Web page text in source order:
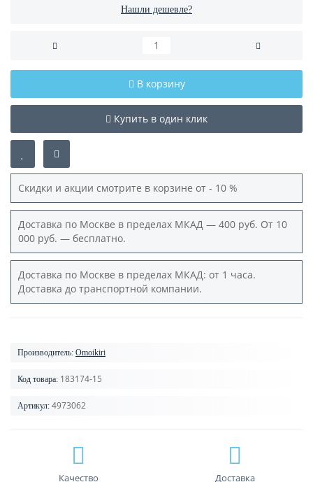
Нашли дешевле?
В корзину
Купить в один клик
Скидки и акции смотрите в корзине от - 10 %
Доставка по Москве в пределах МКАД — 400 руб. От 10
000 руб. — бесплатно.
Доставка по Москве в пределах МКАД: от 1 часа.
Доставка до транспортной компании.
Производитель: Omoikiri
Код товара: 183174-15
Артикул: 4973062
Качество Доставка